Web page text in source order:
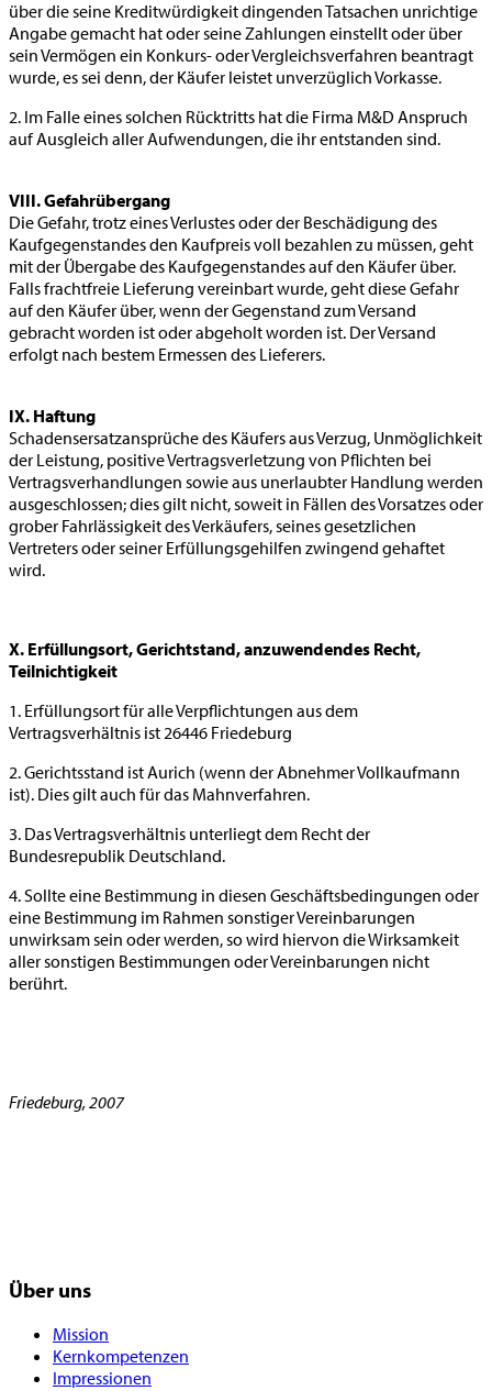
über die seine Kreditwürdigkeit dingenden Tatsachen unrichtige
Angabe gemacht hat oder seine Zahlungen einstellt oder über
sein Vermögen ein Konkurs- oder Vergleichsverfahren beantragt
wurde, es sei denn, der Käufer leistet unverzüglich Vorkasse.
2. Im Falle eines solchen Rücktritts hat die Firma M&D Anspruch
auf Ausgleich aller Aufwendungen, die ihr entstanden sind.
VIII. Gefahrübergang
Die Gefahr, trotz eines Verlustes oder der Beschädigung des
Kaufgegenstandes den Kaufpreis voll bezahlen zu müssen, geht
mit der Übergabe des Kaufgegenstandes auf den Käufer über.
Falls frachtfreie Lieferung vereinbart wurde, geht diese Gefahr
auf den Käufer über, wenn der Gegenstand zum Versand
gebracht worden ist oder abgeholt worden ist. Der Versand
erfolgt nach bestem Ermessen des Lieferers.
IX. Haftung
Schadensersatzansprüche des Käufers aus Verzug, Unmöglichkeit
der Leistung, positive Vertragsverletzung von Pflichten bei
Vertragsverhandlungen sowie aus unerlaubter Handlung werden
ausgeschlossen; dies gilt nicht, soweit in Fällen des Vorsatzes oder
grober Fahrlässigkeit des Verkäufers, seines gesetzlichen
Vertreters oder seiner Erfüllungsgehilfen zwingend gehaftet
wird.
X. Erfüllungsort, Gerichtstand, anzuwendendes Recht,
Teilnichtigkeit
1. Erfüllungsort für alle Verpflichtungen aus dem
Vertragsverhältnis ist 26446 Friedeburg
2. Gerichtsstand ist Aurich (wenn der Abnehmer Vollkaufmann
ist). Dies gilt auch für das Mahnverfahren.
3. Das Vertragsverhältnis unterliegt dem Recht der
Bundesrepublik Deutschland.
4. Sollte eine Bestimmung in diesen Geschäftsbedingungen oder
eine Bestimmung im Rahmen sonstiger Vereinbarungen
unwirksam sein oder werden, so wird hiervon die Wirksamkeit
aller sonstigen Bestimmungen oder Vereinbarungen nicht
berührt.
Friedeburg, 2007
Über uns
Mission
Kernkompetenzen
Impressionen